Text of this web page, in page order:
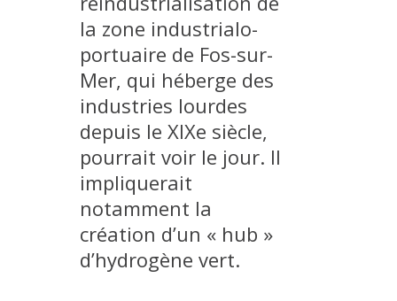
WORKING PAPERS
THEMATIC NOTES
FOR THE PUBLIC
la zone industrialo-
portuaire de Fos-sur-
Mer, qui héberge des
industries lourdes
depuis le XIXe siècle,
pourrait voir le jour. Il
impliquerait
notamment la
création d’un « hub »
d’hydrogène vert.